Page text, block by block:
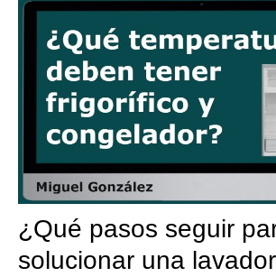
¿Qué pasos seguir
solucionar una